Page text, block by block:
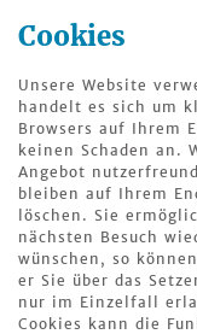
Cookies
Unsere Website
handelt es sich um
Browsers auf Ihrem
keinen Schaden an.
Angebot
bleiben auf Ihrem
löschen. Sie
nächsten Besuch
wünschen, so
er Sie über das
nur im Einzelfall
Cookies kann die